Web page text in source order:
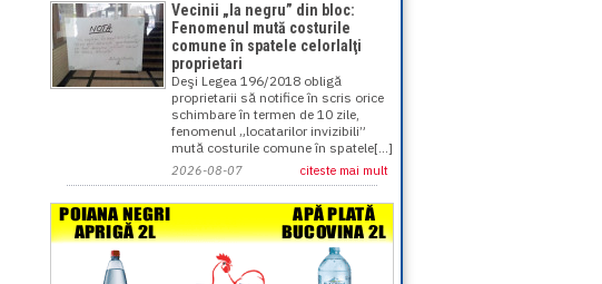
Vecinii „la negru” din bloc:
Fenomenul mută costurile
comune în spatele celorlalţi
proprietari
Deşi Legea 196/2018 obligă
proprietarii să notifice în scris orice
schimbare în termen de 10 zile,
fenomenul „locatarilor invizibili”
mută costurile comune în spatele[...]
2026-08-07 citeste mai mult